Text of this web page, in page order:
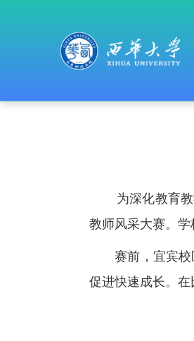
为深化教育
教师风采大赛。
赛前，宜宾
促进快速成长。